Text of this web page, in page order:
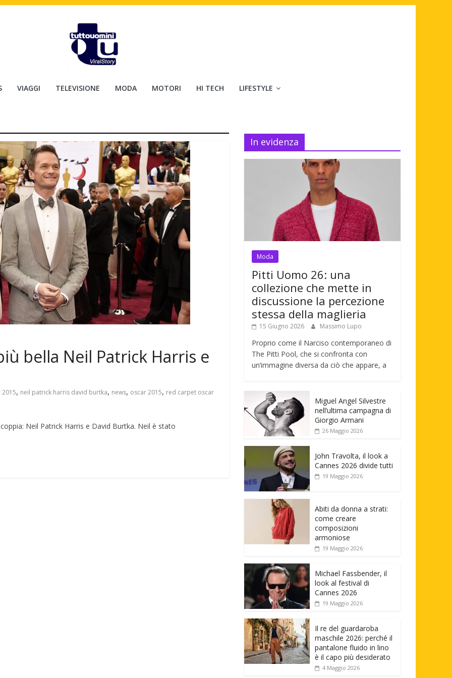
VIAGGI TELEVISIONE MODA MOTORI HI TECH LIFESTYLE
bella Neil Patrick Harris e
, neil patrick harris david burtka, news, oscar 2015, red carpet oscar
Neil Patrick Harris e David Burtka. Neil è stato
In evidenza
Moda
Pitti Uomo 26: una
collezione che mette in
discussione la percezione
stessa della maglieria
15 Giugno 2026 Massimo Lupo
Proprio come il Narciso contemporaneo di
The Pitti Pool, che si confronta con
un’immagine diversa da ciò che appare, a
Miguel Angel Silvestre
nell’ultima campagna di
Giorgio Armani
26 Maggio 2026
John Travolta, il look a
Cannes 2026 divide tutti
19 Maggio 2026
Abiti da donna a strati:
come creare
composizioni
armoniose
19 Maggio 2026
Michael Fassbender, il
look al festival di
Cannes 2026
19 Maggio 2026
Il re del guardaroba
maschile 2026: perché il
pantalone fluido in lino
è il capo più desiderato
4 Maggio 2026